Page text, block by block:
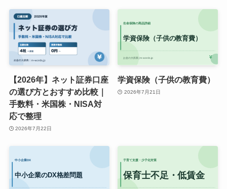
【2026年】ネット証券口座
の選び方とおすすめ比較｜
手数料・米国株・NISA対
応で整理
2026年7月22日
学資保険（子供の教育費）
2026年7月21日